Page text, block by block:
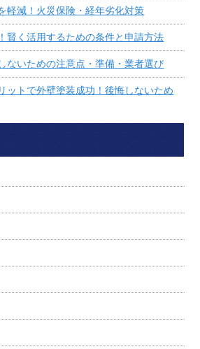
軽減！火災保険・経年劣化対策
賢く活用するための条件と申請方法
ないための注意点・準備・業者選び
ットで外壁塗装成功！後悔しないため